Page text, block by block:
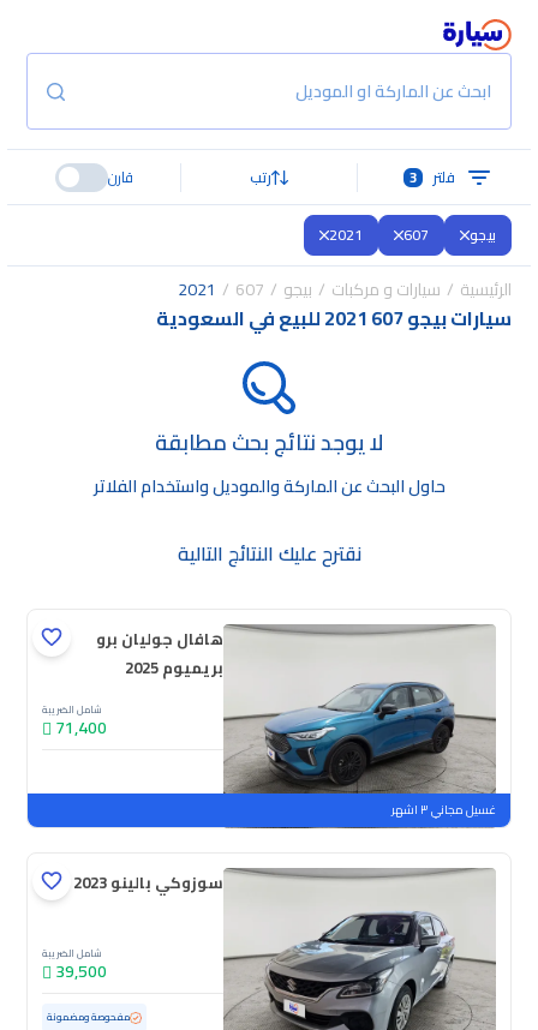
ابحث عن الماركة او الموديل
فلتر 3 رتب قارن
بيجو 607
2021
الرئيسية سيارات و مركبات بيجو 607
2021
سيارات بيجو 607 2021 للبيع في السعودية
لا يوجد نتائج بحث مطابقة
حاول البحث عن الماركة والموديل واستخدام الفلاتر
نقترح عليك النتائج التالية
هافال جوليان برو
بريميوم 2025
شامل الضريبة
71,400
جديدة
ملوحة
غسيل مجاني ٣ اشهر
سوزوكي بالينو GL 2023
شامل الضريبة
39,500
مستعملة 69,181 كم مفحوصة ومضمونة